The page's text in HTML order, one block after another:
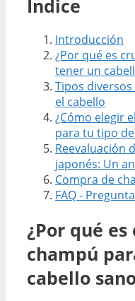
Índice
Introducción
¿Por qué es
tener un
Tipos
el cabello
¿Cómo elegir
para tu tipo
Reevaluación
japonés: Un
Compra de
FAQ -
¿Por qué
champú
cabello